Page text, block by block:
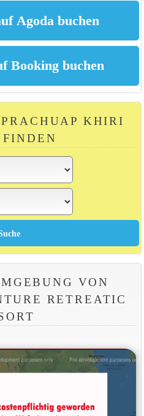
KHIRI
VON
RETREATIC